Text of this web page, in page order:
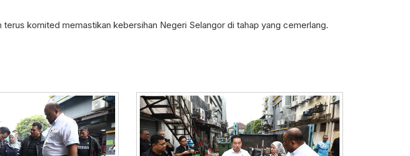
komited memastikan kebersihan Negeri Selangor di tahap yang cemerlang.